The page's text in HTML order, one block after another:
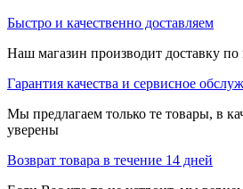
Быстро и качественно доставляем
Наш магазин производит доставку по
Гарантия качества и сервисное
Мы предлагаем только те товары, в
уверены
Возврат товара в течение 14 дней